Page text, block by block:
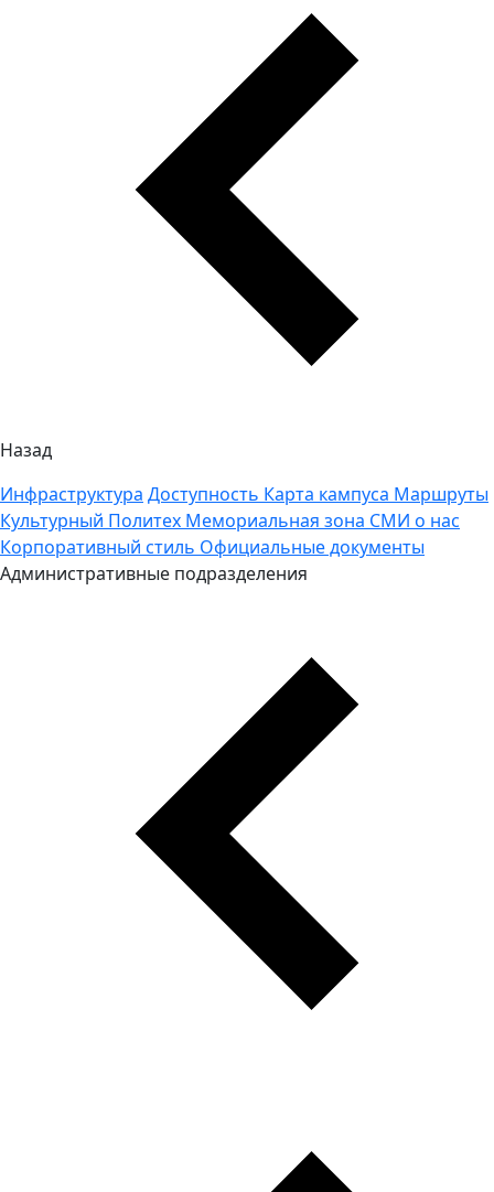
Назад
Инфраструктура Доступность Карта кампуса Маршруты
Культурный Политех Мемориальная зона СМИ о нас
Корпоративный стиль Официальные документы
Административные подразделения